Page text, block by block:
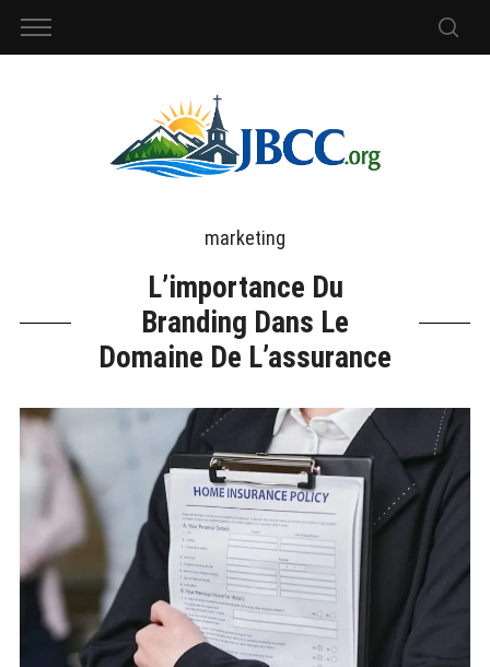
marketing
L’importance Du
Branding Dans Le
Domaine De L’assurance